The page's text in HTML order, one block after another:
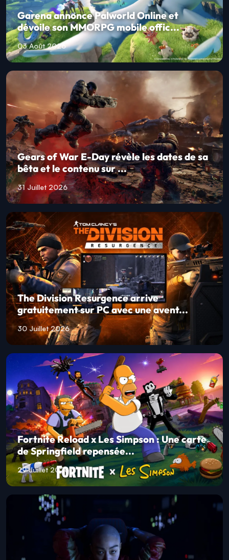
Garena annonce Palworld Online et
dévoile son MMORPG mobile offic...
03 Août 2026
Gears of War E-Day révèle les dates de sa
bêta et le contenu sur ...
31 Juillet 2026
The Division Resurgence arrive
gratuitement sur PC avec une avent...
30 Juillet 2026
Fortnite Reload x Les Simpson : Une carte
de Springfield repensée...
29 Juillet 2026